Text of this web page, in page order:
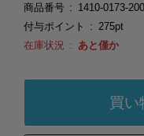
商品番号
1410-0173-
付与ポイント
275pt
在庫状況
あと僅か